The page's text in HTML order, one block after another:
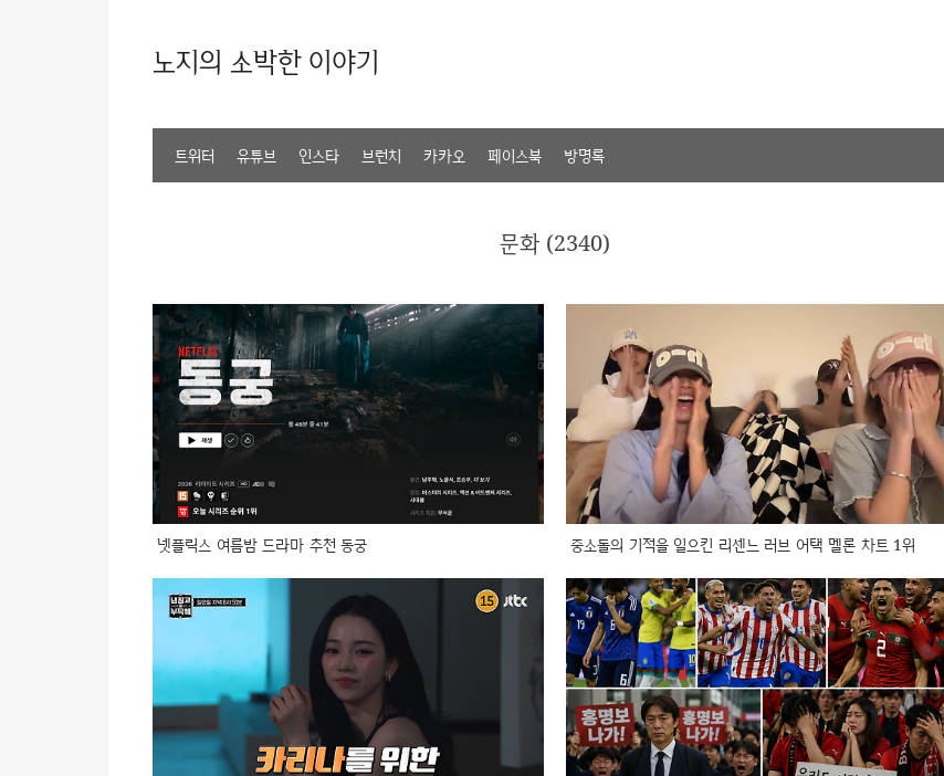
노지의 소박한 이야기
트위터 유튜브 인스타 브런치 카카오 페이스북 방명록
문화 (2340)
넷플릭스 여름밤 드라마 추천 동궁 중소돌의 기적을 일으킨 리센느 러브 어택 멜론 차트 1위